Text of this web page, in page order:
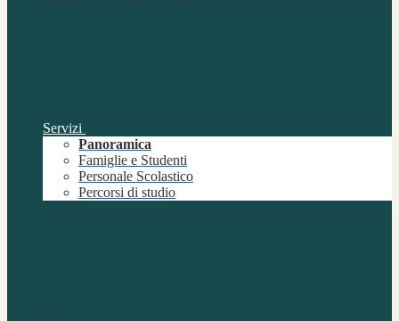
Servizi
Panoramica
Famiglie e Studenti
Personale Scolastico
Percorsi di studio